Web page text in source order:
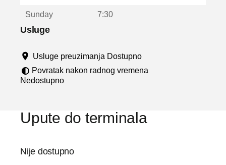
u
Sunday 7:30
Usluge
Usluge preuzimanja Dostupno
Povratak nakon radnog vremena
Nedostupno
Upute do terminala
Nije dostupno